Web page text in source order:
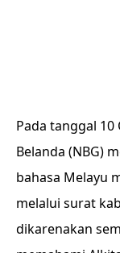
Pada tanggal
Belanda (NBG)
bahasa Melayu
melalui surat
dikarenakan